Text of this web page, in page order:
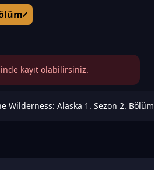
kayıt olabilirsiniz.
Wilderness: Alaska 1. Sezon 2. Bölüm